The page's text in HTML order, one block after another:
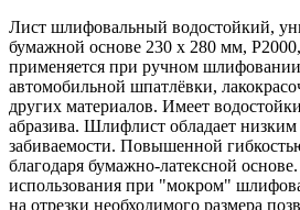
Лист шлифовальный водостойкий,
бумажной основе 230 х 280 мм,
применяется при ручном шлифовании
автомобильной шпатлёвки,
других материалов. Имеет
абразива. Шлифлист обладает низким
забиваемости. Повышенной
благодаря бумажно-латексной
использования при "мокром"
на отрезки необходимого размера